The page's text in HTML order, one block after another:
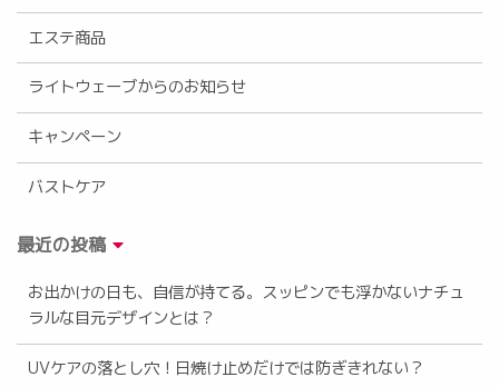
エステ商品
ライトウェーブからのお知らせ
キャンペーン
バストケア
最近の投稿
お出かけの日も、自信が持てる。スッピンでも浮かないナチュ
ラルな目元デザインとは？
UVケアの落とし穴！日焼け止めだけでは防ぎきれない？